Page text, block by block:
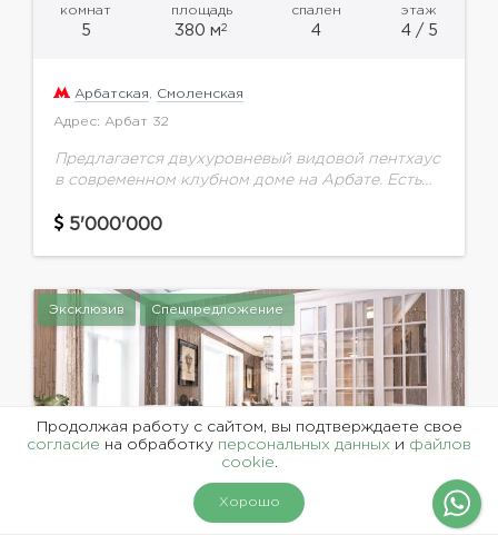
комнат
5
площадь
380 м2
спален
4
этаж
4 / 5
Арбатская, Смоленская
Адрес: Арбат 32
Предлагается двухуровневый видовой пентхаус
в современном клубном доме на Арбате. Есть
Выполнен дизайнерский ремонт.
5'000'000
Эксклюзив Спецпредложение
Продолжая работу с сайтом, вы подтверждаете свое
согласие на обработку персональных данных и файлов
cookie.
Хорошо